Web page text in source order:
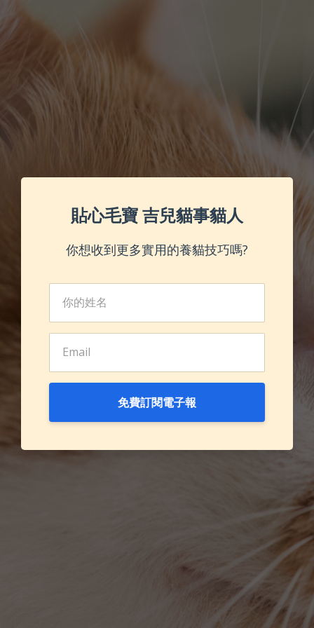
貼心毛寶 吉兒貓事貓人
你想收到更多實用的養貓技巧嗎?
免費訂閱電子報